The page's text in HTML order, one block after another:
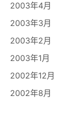
2003年4月
2003年3月
2003年2月
2003年1月
2002年12月
2002年8月